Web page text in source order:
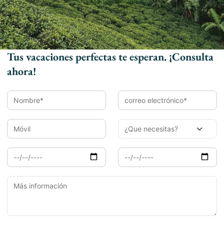
Ver Más
Tus vacaciones perfectas te esperan. ¡Consulta
ahora!